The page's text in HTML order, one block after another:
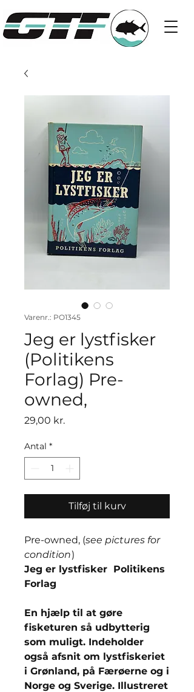
Varenr.: PO1345
Jeg er lystfisker
(Politikens
Forlag) Pre-
owned,
29,00 kr.Pris
Antal *
Tilføj til kurv
Pre-owned, (see pictures for
condition)
Jeg er lystfisker Politikens
Forlag
En hjælp til at gøre
fisketuren så udbytterig
som muligt. Indeholder
også afsnit om lystfiskeriet
i Grønland, på Færøerne og i
Norge og Sverige. Illustreret